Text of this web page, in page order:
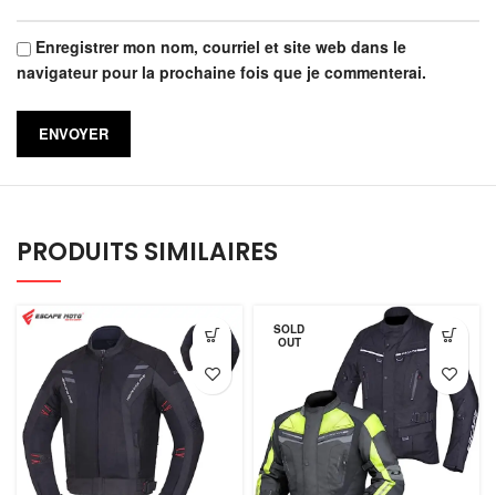
Enregistrer mon nom, courriel et site web dans le
navigateur pour la prochaine fois que je commenterai.
PRODUITS SIMILAIRES
SOLD
OUT